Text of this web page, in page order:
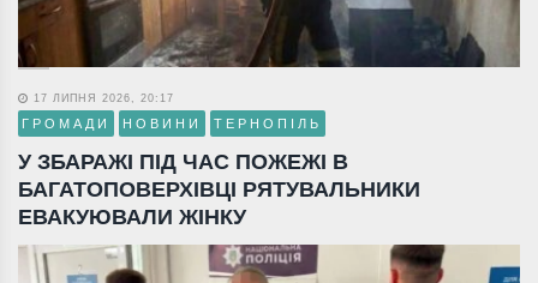
17 ЛИПНЯ 2026, 20:17
ГРОМАДИ НОВИНИ ТЕРНОПІЛЬ
У ЗБАРАЖІ ПІД ЧАС ПОЖЕЖІ В
БАГАТОПОВЕРХІВЦІ РЯТУВАЛЬНИКИ
ЕВАКУЮВАЛИ ЖІНКУ